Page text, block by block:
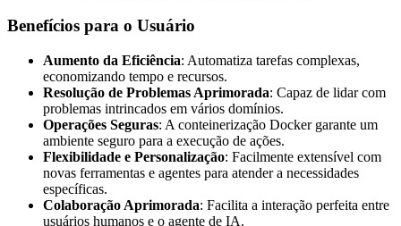
Benefícios para o Usuário
Aumento da Eficiência: Automatiza tarefas complexas,
economizando tempo e recursos.
Resolução de Problemas Aprimorada: Capaz de lidar com
problemas intrincados em vários domínios.
Operações Seguras: A conteinerização Docker garante um
ambiente seguro para a execução de ações.
Flexibilidade e Personalização: Facilmente extensível com
novas ferramentas e agentes para atender a necessidades
específicas.
Colaboração Aprimorada: Facilita a interação perfeita entre
usuários humanos e o agente de IA.